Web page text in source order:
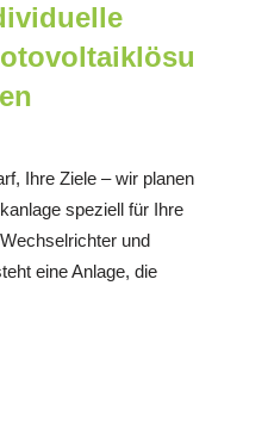
Ihre Ziele – wir planen
speziell für Ihre
und
eine Anlage, die